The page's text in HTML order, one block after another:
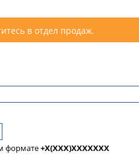
в отдел продаж.
формате+X(XXX)XXXXXXX